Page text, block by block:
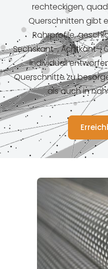
rechteckigen,
Querschnitten gibt
Rohrprofile,
Sechskant-, Achtkant-,
individuell
Querschnitte zu
als auch in